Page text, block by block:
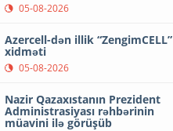
05-08-2026
Azercell-dən illik “ZengimCELL”
xidməti
05-08-2026
Nazir Qazaxıstanın Prezident
Administrasiyası rəhbərinin
müavini ilə görüşüb